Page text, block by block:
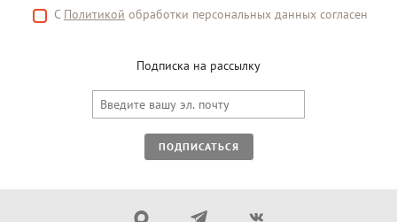
С Политикой обработки персональных данных согласен
Подписка на рассылку
ПОДПИСАТЬСЯ